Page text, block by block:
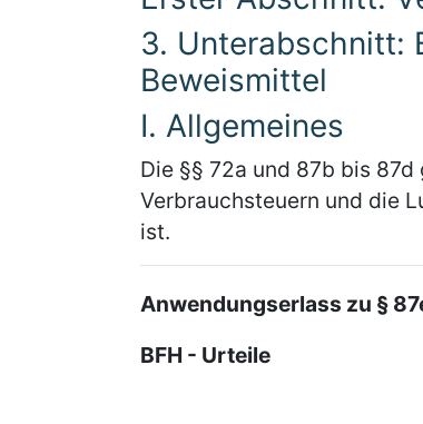
3. Unterabschnitt:
Beweismittel
I. Allgemeines
Die §§ 72a und 87b bis
Verbrauchsteuern und die
ist.
Anwendungserlass zu §
BFH - Urteile